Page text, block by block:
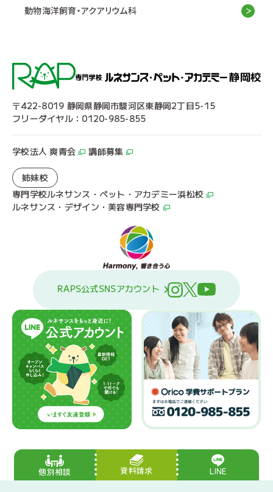
動物海洋飼育・アクアリウム科
〒422-8019 静岡県静岡市駿河区東静岡2丁目5-15
フリーダイヤル：0120-985-855
学校法人 爽青会 講師募集
姉妹校
専門学校ルネサンス・ペット・アカデミー浜松校
ルネサンス・デザイン・美容専門学校
RAPS公式SNSアカウント
個別相談 資料請求 LINE